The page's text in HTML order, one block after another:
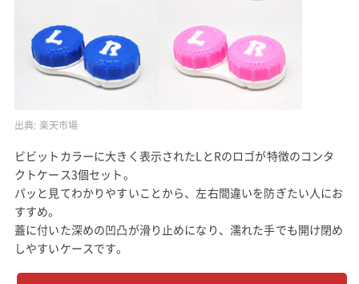
出典: 楽天市場
ビビットカラーに大きく表示されたLとRのロゴが特徴のコンタ
クトケース3個セット。
パッと見てわかりやすいことから、左右間違いを防ぎたい人にお
すすめ。
蓋に付いた深めの凹凸が滑り止めになり、濡れた手でも開け閉め
しやすいケースです。